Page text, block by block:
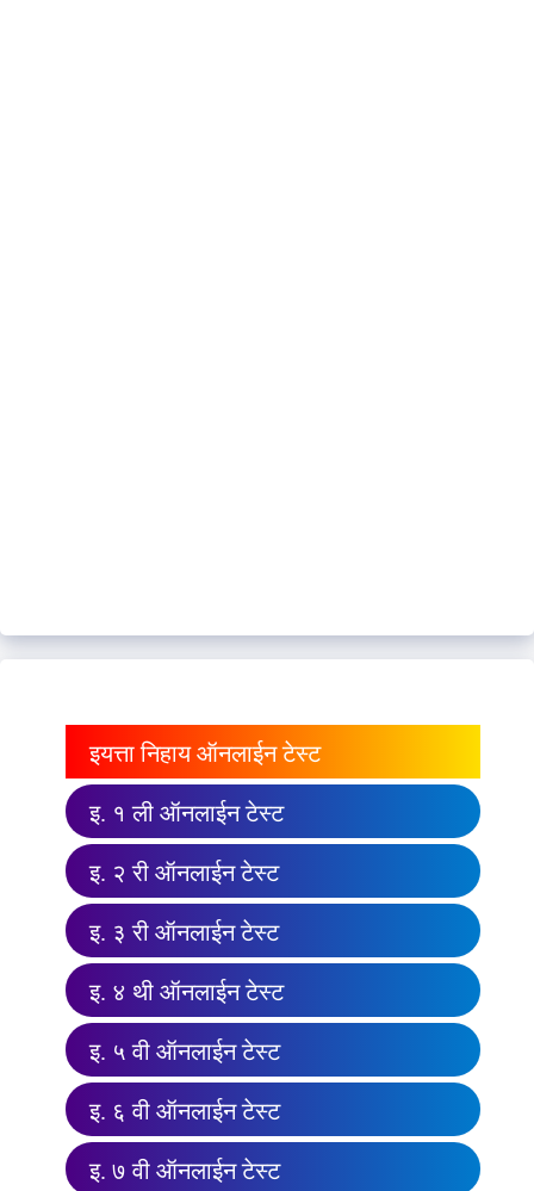
इयत्ता निहाय ऑनलाईन टेस्ट
इ. १ ली ऑनलाईन टेस्ट
इ. २ री ऑनलाईन टेस्ट
इ. ३ री ऑनलाईन टेस्ट
इ. ४ थी ऑनलाईन टेस्ट
इ. ५ वी ऑनलाईन टेस्ट
इ. ६ वी ऑनलाईन टेस्ट
इ. ७ वी ऑनलाईन टेस्ट